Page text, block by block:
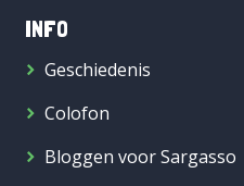
INFO
Geschiedenis
Colofon
Bloggen voor Sargasso